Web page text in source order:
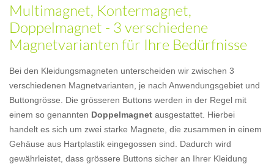
Multimagnet, Kontermagnet,
Doppelmagnet - 3 verschiedene
Magnetvarianten für Ihre Bedürfnisse
Bei den Kleidungsmagneten unterscheiden wir zwischen 3
verschiedenen Magnetvarianten, je nach Anwendungsgebiet und
Buttongrösse. Die grösseren Buttons werden in der Regel mit
einem so genannten Doppelmagnet ausgestattet. Hierbei
handelt es sich um zwei starke Magnete, die zusammen in einem
Gehäuse aus Hartplastik eingegossen sind. Dadurch wird
gewährleistet, dass grössere Buttons sicher an Ihrer Kleidung